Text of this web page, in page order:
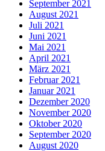
September 2021
August 2021
Juli 2021
Juni 2021
Mai 2021
April 2021
März 2021
Februar 2021
Januar 2021
Dezember 2020
November 2020
Oktober 2020
September 2020
August 2020